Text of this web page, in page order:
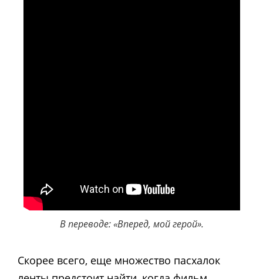
В переводе: «Вперед, мой герой».
Скорее всего, еще множество пасхалок